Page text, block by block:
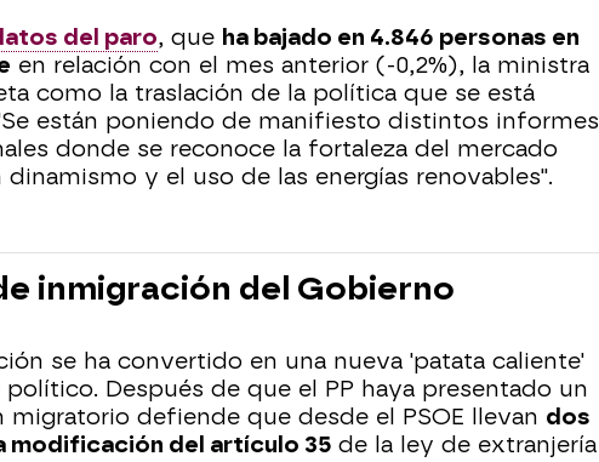
del paro, que ha bajado en 4.846 personas en
en relación con el mes anterior (-0,2%), la ministra
como la traslación de la política que se está
están poniendo de manifiesto distintos informes
donde se reconoce la fortaleza del mercado
dinamismo y el uso de las energías renovables".
inmigración del Gobierno
se ha convertido en una nueva 'patata caliente'
Después de que el PP haya presentado un
migratorio defiende que desde el PSOE llevan dos
modificación del artículo 35 de la ley de extranjería